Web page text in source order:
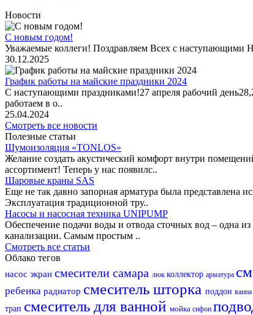
Новости
С новым годом!
Уважаемые коллеги! Поздравляем Всех с наступающими
30.12.2025
График работы на майские праздники 2024
С наступающими праздниками!27 апреля рабочий
работаем в о..
25.04.2024
Смотреть все новости
Полезные статьи
Шумоизоляция «TONLOS»
Желание создать акустический комфорт внутри
ассортимент! Теперь у нас появилс..
Шаровые краны SAS
Еще не так давно запорная арматура была представлена
Эксплуатация традиционной тру..
Насосы и насосная техника UNIPUMP
Обеспечение подачи воды и отвода сточных вод – одна
канализации. Самым простым ..
Смотреть все статьи
Облако тегов
насос экран смесители самара люк коллектор арматура
ребенка радиатор смеситель шторка поддон ванна
трап смеситель для ванной мойка сифон